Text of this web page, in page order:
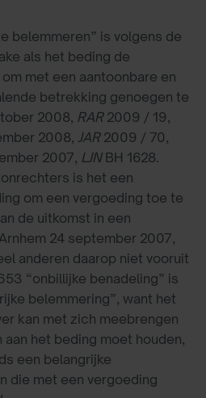
belemmeren” is volgens de
als het beding de
met een aantoonbare en
betrekking genoegen te
2008, RAR2009 / 19,
2008, JAR2009 / 70,
2007, LJNBH 1628.
is het een
om een vergoeding toe te
de uitkomst in een
24 september 2007,
anderen daarop niet vooruit
“onbillijke benadeling” is
belemmering”, want het
kan met zich meebrengen
het beding moet houden,
een belangrijke
die met een vergoeding